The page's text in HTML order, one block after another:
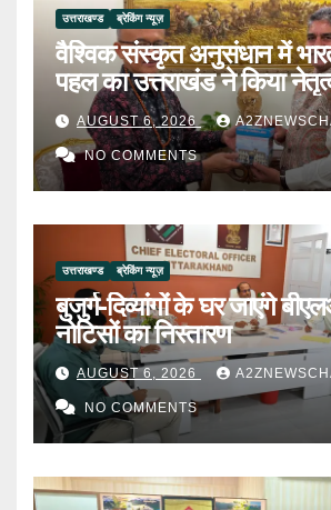
उत्तराखण्ड ब्रेकिंग न्यूज़
वैश्विक संस्कृत अनुसंधान में
पहल का उत्तराखंड ने किया
AUGUST 6, 2026
NO COMMENTS
उत्तराखण्ड ब्रेकिंग न्यूज़
बुजुर्ग-दिव्यांगों के घर जाएंगे
नोटिसों का निस्तारण
AUGUST 6, 2026
NO COMMENTS